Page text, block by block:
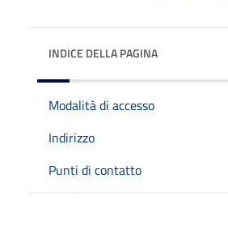
INDICE DELLA PAGINA
Modalità di accesso
Indirizzo
Punti di contatto